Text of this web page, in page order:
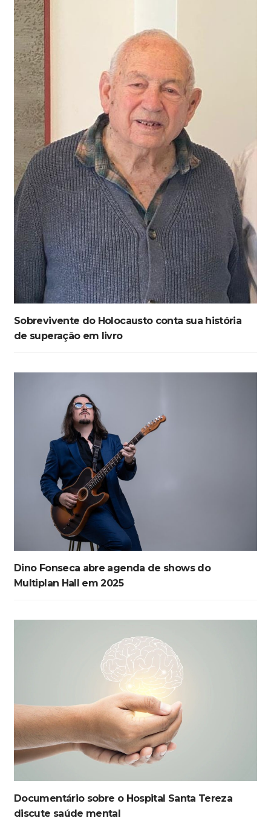
Sobrevivente do Holocausto conta sua história
de superação em livro
Dino Fonseca abre agenda de shows do
Multiplan Hall em 2025
Documentário sobre o Hospital Santa Tereza
discute saúde mental